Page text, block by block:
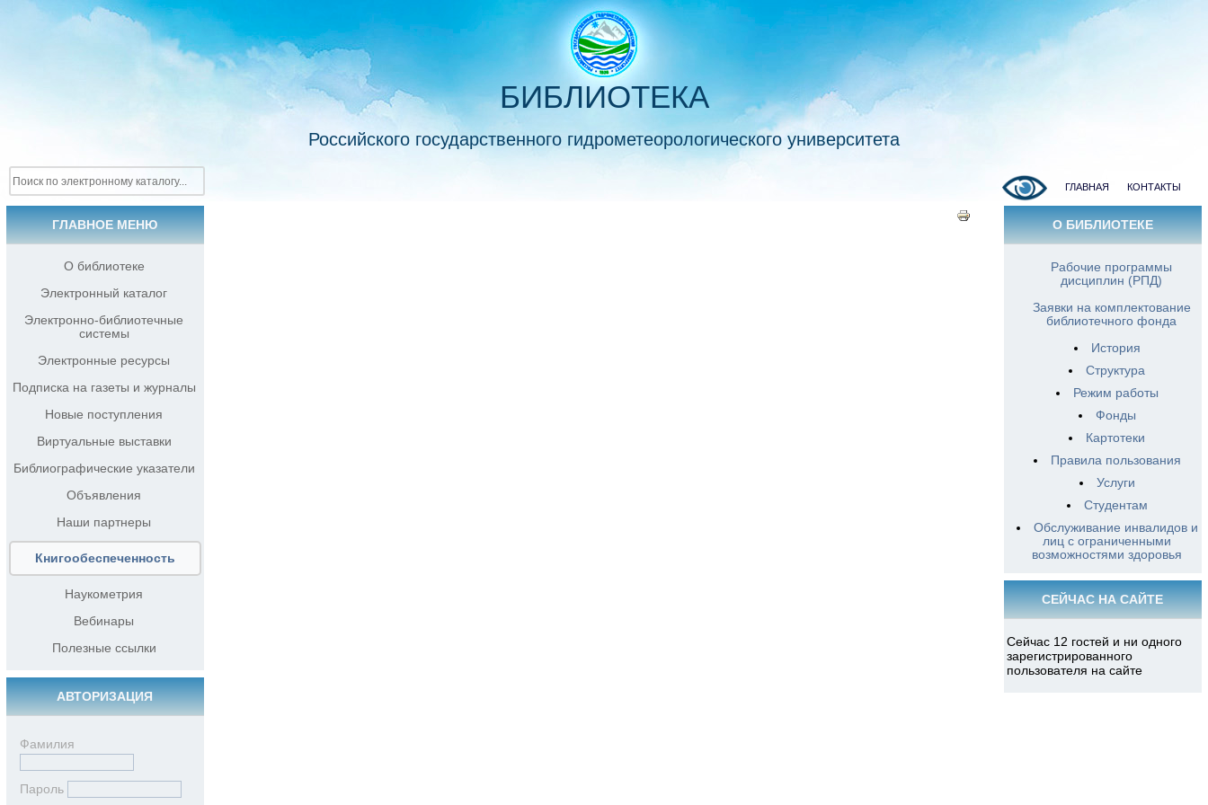
БИБЛИОТЕКА
Российского государственного гидрометеорологического университета
КОНТАКТЫ
ГЛАВНАЯ
ГЛАВНОЕ МЕНЮ
О библиотеке
Электронный каталог
Электронно-библиотечные
системы
Электронные ресурсы
Подписка на газеты и журналы
Новые поступления
Виртуальные выставки
Библиографические указатели
Объявления
Наши партнеры
Книгообеспеченность
Наукометрия
Вебинары
Полезные ссылки
АВТОРИЗАЦИЯ
Фамилия
Пароль
О БИБЛИОТЕКЕ
Рабочие программы
дисциплин (РПД)
Заявки на комплектование
библиотечного фонда
История
Структура
Режим работы
Фонды
Картотеки
Правила пользования
Услуги
Студентам
Обслуживание инвалидов и
лиц с ограниченными
возможностями здоровья
СЕЙЧАС НА САЙТЕ
Сейчас 12 гостей и ни одного
зарегистрированного
пользователя на сайте